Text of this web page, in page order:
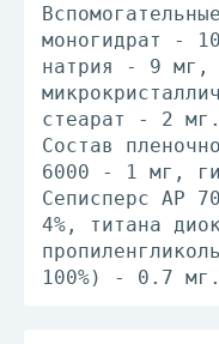
моногидрат -
натрия - 9 мг,
стеарат - 2 мг.
Состав
6000 - 1 мг,
Сеписперс АР
4%, титана
100%) - 0.7 мг.